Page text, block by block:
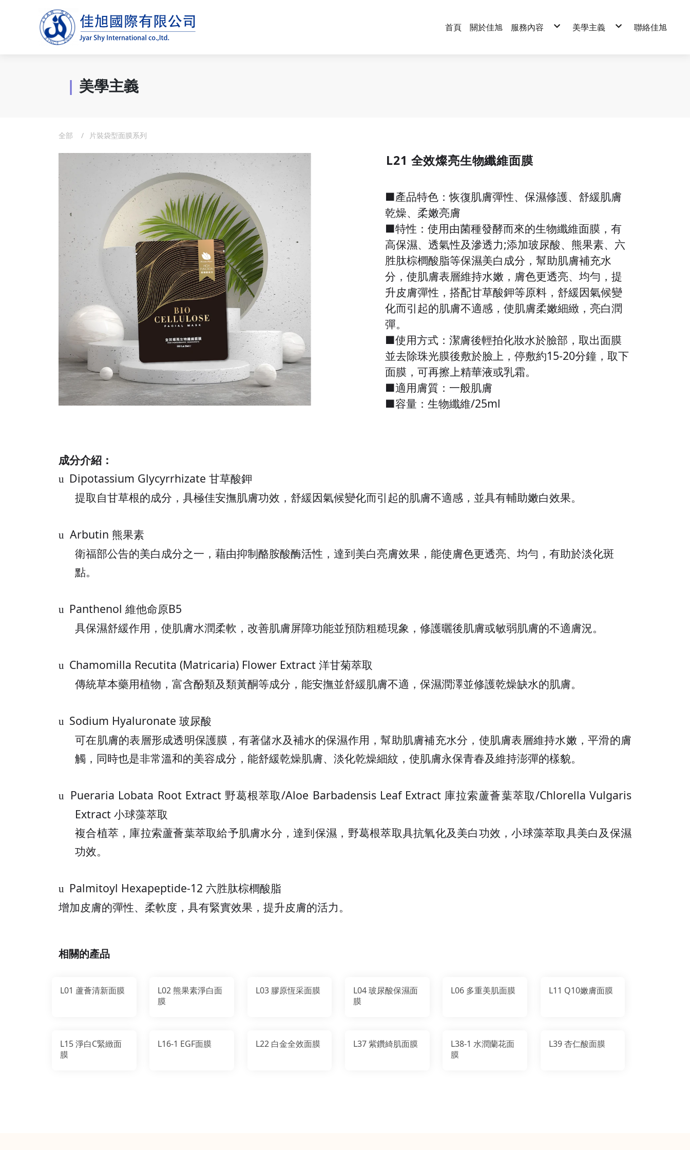
首頁 關於佳旭 服務內容 美學主義 聯絡佳旭
| 美學主義
L21 全效燦亮生物纖維面膜
■產品特色：恢復肌膚彈性、保濕修護、舒緩肌膚
乾燥、柔嫩亮膚
■特性：使用由菌種發酵而來的生物纖維面膜，有
高保濕、透氣性及滲透力;添加玻尿酸、熊果素、六
胜肽棕櫚酸脂等保濕美白成分，幫助肌膚補充水
分，使肌膚表層維持水嫩，膚色更透亮、均勻，提
升皮膚彈性，搭配甘草酸鉀等原料，舒緩因氣候變
化而引起的肌膚不適感，使肌膚柔嫩細緻，亮白潤
彈。
■使用方式：潔膚後輕拍化妝水於臉部，取出面膜
並去除珠光膜後敷於臉上，停敷約15-20分鐘，取下
面膜，可再擦上精華液或乳霜。
■適用膚質：一般肌膚
■容量：生物纖維/25ml
成分介紹：
u Dipotassium Glycyrrhizate 甘草酸鉀
提取自甘草根的成分，具極佳安撫肌膚功效，舒緩因氣候變化而引起的肌膚不適感，並具有輔助嫩白效果。
u Arbutin 熊果素
衛福部公告的美白成分之一，藉由抑制酪胺酸酶活性，達到美白亮膚效果，能使膚色更透亮、均勻，有助於淡化斑
點。
u Panthenol 維他命原B5
具保濕舒緩作用，使肌膚水潤柔軟，改善肌膚屏障功能並預防粗糙現象，修護曬後肌膚或敏弱肌膚的不適膚況。
u Chamomilla Recutita (Matricaria) Flower Extract 洋甘菊萃取
傳統草本藥用植物，富含酚類及類黃酮等成分，能安撫並舒緩肌膚不適，保濕潤澤並修護乾燥缺水的肌膚。
u Sodium Hyaluronate 玻尿酸
可在肌膚的表層形成透明保護膜，有著儲水及補水的保濕作用，幫助肌膚補充水分，使肌膚表層維持水嫩，平滑的膚
觸，同時也是非常溫和的美容成分，能舒緩乾燥肌膚、淡化乾燥細紋，使肌膚永保青春及維持澎彈的樣貌。
u Pueraria Lobata Root Extract 野葛根萃取/Aloe Barbadensis Leaf Extract 庫拉索蘆薈葉萃取/Chlorella Vulgaris
Extract 小球藻萃取
複合植萃，庫拉索蘆薈葉萃取給予肌膚水分，達到保濕，野葛根萃取具抗氧化及美白功效，小球藻萃取具美白及保濕
功效。
u Palmitoyl Hexapeptide-12 六胜肽棕櫚酸脂
增加皮膚的彈性、柔軟度，具有緊實效果，提升皮膚的活力。
相關的產品
L01 蘆薈清新面膜
L02 熊果素淨白面
膜
L03 膠原恆采面膜
L04 玻尿酸保濕面
膜
L06 多重美肌面膜 L11 Q10嫩膚面膜
L15 淨白C緊緻面
膜
L16-1 EGF面膜 L22 白金全效面膜 L37 紫鑽綺肌面膜
L38-1 水潤蘭花面
膜
L39 杏仁酸面膜
全部 片裝袋型面膜系列